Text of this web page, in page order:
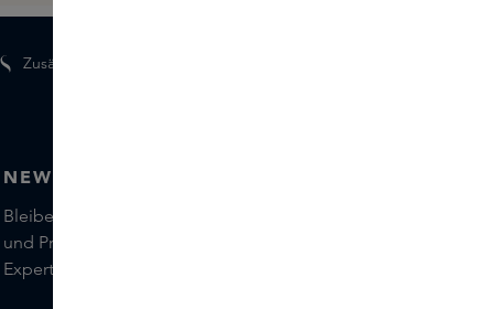
Zusätzliche Geschenke für Mitglieder
NEWSLETTER
Bleiben Sie auf dem Laufenden über die neuesten Marken
und Produkte und holen Sie sich Tipps von unseren Skins
Experts.